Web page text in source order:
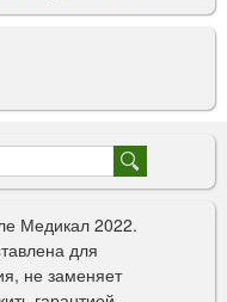
Медикал 2022.
для
не заменяет